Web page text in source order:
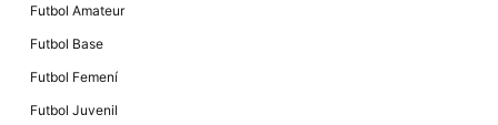
Futbol Amateur
Futbol Base
Futbol Femení
Futbol Juvenil